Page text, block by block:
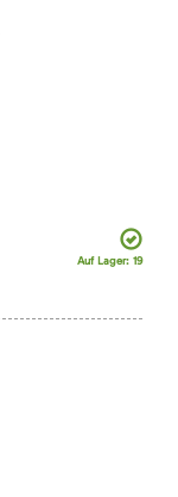
Auf Lager: 19